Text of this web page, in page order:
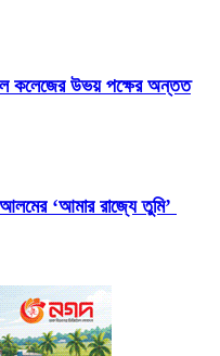
কলেজের উভয় পক্ষের অন্তত
‘আমার রাজ্যে তুমি’